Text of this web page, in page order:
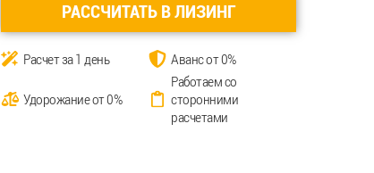
РАССЧИТАТЬ В ЛИЗИНГ
Расчет за 1 день Аванс от 0%
Удорожание от 0%
Работаем со
сторонними
расчетами